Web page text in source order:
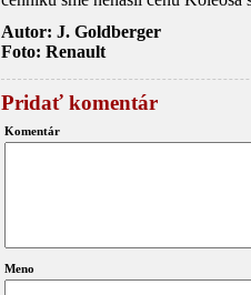
Autor: J. Goldberger
Foto: Renault
Pridať komentár
Komentár
Meno